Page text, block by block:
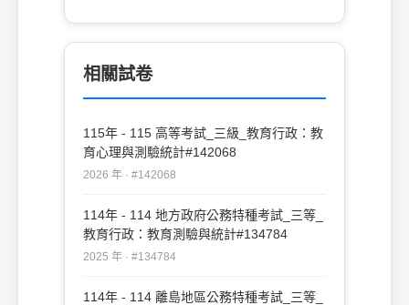
相關試卷
115年 - 115 高等考試_三級_教育行政：教
育心理與測驗統計#142068
2026 年 · #142068
114年 - 114 地方政府公務特種考試_三等_
教育行政：教育測驗與統計#134784
2025 年 · #134784
114年 - 114 離島地區公務特種考試_三等_